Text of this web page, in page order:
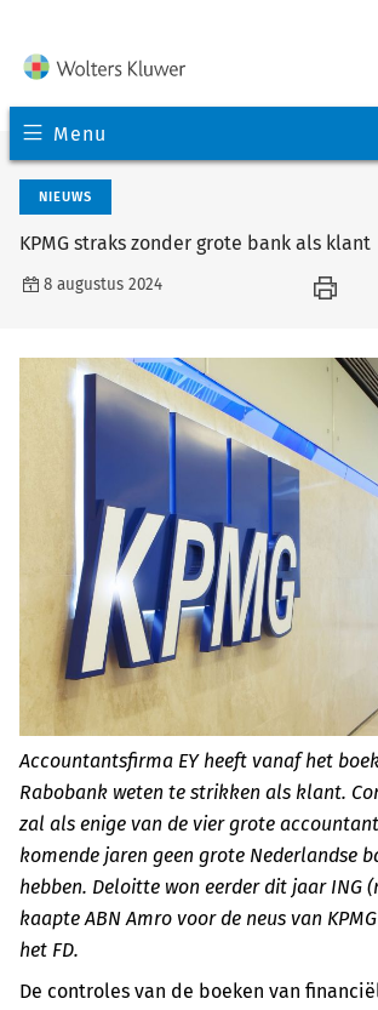
Menu
NIEUWS
KPMG straks zonder grote bank als klant
8 augustus 2024
Accountantsfirma EY heeft vanaf het
Rabobank weten te strikken als klant.
zal als enige van de vier grote
komende jaren geen grote Nederlandse
hebben. Deloitte won eerder dit jaar ING
kaapte ABN Amro voor de neus van
het FD.
De controles van de boeken van